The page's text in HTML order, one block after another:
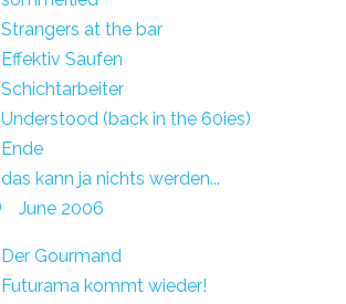
Strangers at the bar
Effektiv Saufen
Schichtarbeiter
Understood (back in the 60ies)
Ende
das kann ja nichts werden...
June 2006
Der Gourmand
Futurama kommt wieder!